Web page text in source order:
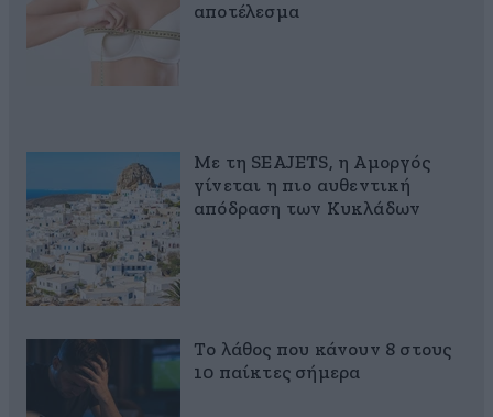
αποτέλεσμα
Με τη SEAJETS, η Αμοργός
γίνεται η πιο αυθεντική
απόδραση των Κυκλάδων
Το λάθος που κάνουν 8 στους
10 παίκτες σήμερα